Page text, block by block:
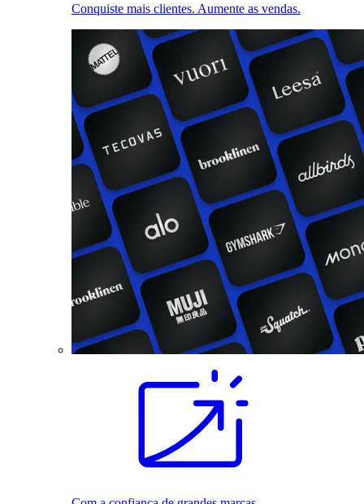
Conquiste mais clientes. Aumente as vendas.